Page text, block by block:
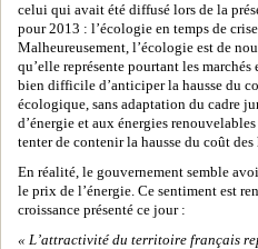
celui qui avait été diffusé lors de la
pour 2013 : l’écologie en temps de
Malheureusement, l’écologie est de
qu’elle représente pourtant les
bien difficile d’anticiper la hausse du
écologique, sans adaptation du cadre
d’énergie et aux énergies
tenter de contenir la hausse du coût
En réalité, le gouvernement semble
le prix de l’énergie. Ce sentiment est
croissance présenté ce jour :
« L’attractivité du territoire français